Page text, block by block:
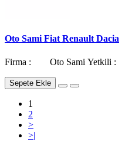
Oto Sami Fiat Renault Dacia
Firma : Oto Sami Yetkili :
Sepete Ekle
1
2
>
>|